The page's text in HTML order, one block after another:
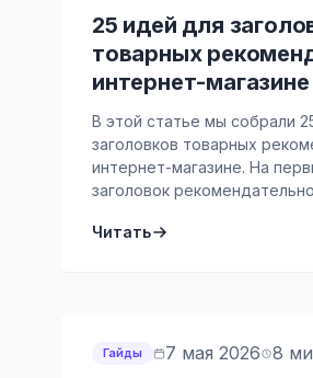
25 идей для
товарных
интернет-магазине
В этой статье мы собрали
заголовков товарных
интернет-магазине. На
заголовок
пользователю, почему он
добавление в корзину,
Читать
Гайды 7 мая 2026 8